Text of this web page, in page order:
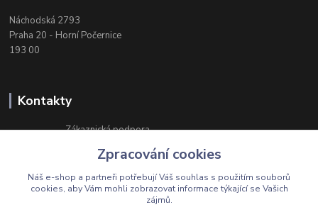
Náchodská 2793
Praha 20 - Horní Počernice
193 00
Kontakty
Zákaznická podpora
+420 603 174 975
Po-Čt, 8-16 hod. Pá 8-14 hod.
Zpracování cookies
Náš e-shop a partneři potřebují Váš souhlas s použitím souborů
cookies, aby Vám mohli zobrazovat informace týkající se Vašich
zájmů.